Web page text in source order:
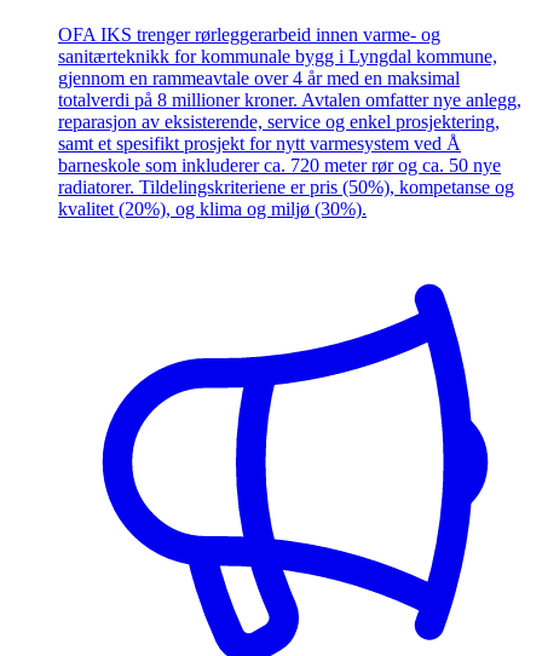
OFA IKS trenger rørleggerarbeid innen varme- og
sanitærteknikk for kommunale bygg i Lyngdal kommune,
gjennom en rammeavtale over 4 år med en maksimal
totalverdi på 8 millioner kroner. Avtalen omfatter nye anlegg,
reparasjon av eksisterende, service og enkel prosjektering,
samt et spesifikt prosjekt for nytt varmesystem ved Å
barneskole som inkluderer ca. 720 meter rør og ca. 50 nye
radiatorer. Tildelingskriteriene er pris (50%), kompetanse og
kvalitet (20%), og klima og miljø (30%).